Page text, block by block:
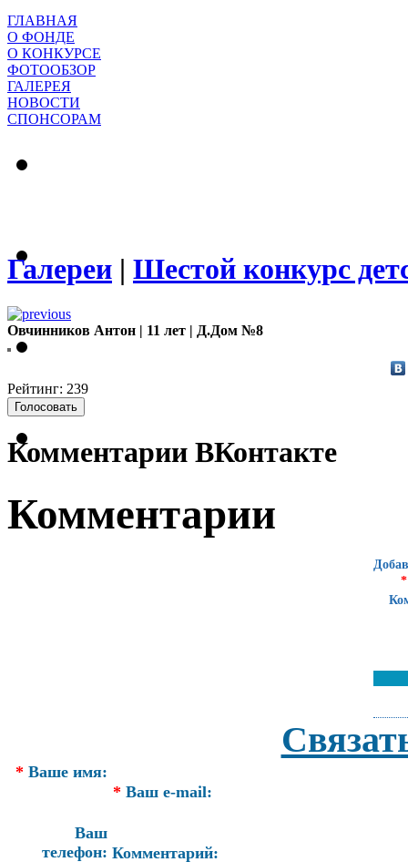
ГЛАВНАЯ
О ФОНДЕ
О КОНКУРСЕ
ФОТООБЗОР
ГАЛЕРЕЯ
НОВОСТИ
СПОНСОРАМ
Галереи | Шестой конкурс
Овчинников Антон | 11 лет | Д.Дом №8
Рейтинг: 239
Комментарии ВКонтакте
Комментарии
*
* Ваше имя:
* Ваш e-mail:
Ваш
телефон: Комментарий: